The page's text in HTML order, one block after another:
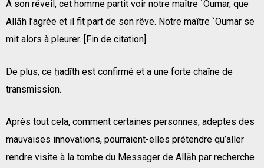
A son réveil, cet homme partit voir notre maître `Oumar, que
Allāh l’agrée et il fit part de son rêve. Notre maître `Oumar se
mit alors à pleurer. [Fin de citation]
De plus, ce ḥadīth est confirmé et a une forte chaîne de
transmission.
Après tout cela, comment certaines personnes, adeptes des
mauvaises innovations, pourraient-elles prétendre qu’aller
rendre visite à la tombe du Messager de Allāh par recherche